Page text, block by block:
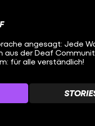
angesagt: Jede
aus der Deaf
für alle verständlich!